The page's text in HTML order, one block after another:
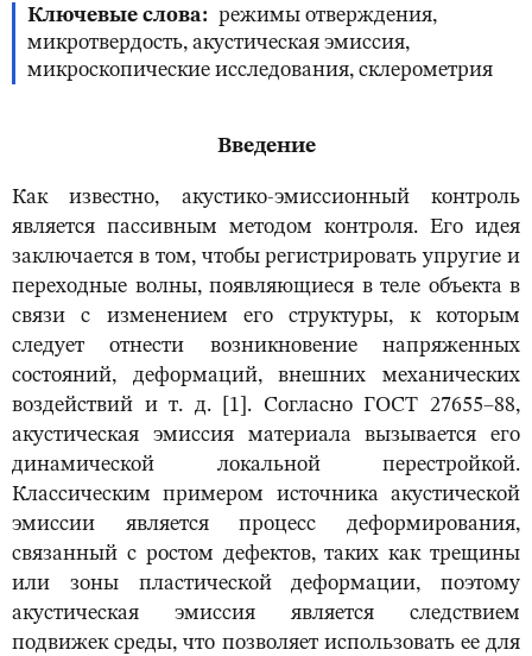
Ключевые слова
режимы отверждения,
микротвердость, акустическая эмиссия,
микроскопические исследования, склерометрия
Введение
Как известно, акустико-эмиссионный контроль
является пассивным методом контроля. Его идея
заключается в том, чтобы регистрировать упругие и
переходные волны, появляющиеся в теле объекта в
связи с изменением его структуры, к которым
следует отнести возникновение напряженных
состояний, деформаций, внешних механических
воздействий и т. д. [1]. Согласно ГОСТ 27655–88,
акустическая эмиссия материала вызывается его
динамической локальной перестройкой.
Классическим примером источника акустической
эмиссии является процесс деформирования,
связанный с ростом дефектов, таких как трещины
или зоны пластической деформации, поэтому
акустическая эмиссия является следствием
подвижек среды, что позволяет использовать ее для